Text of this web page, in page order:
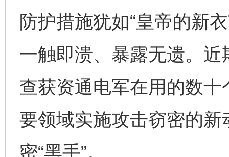
防护措施犹如“皇帝的新
一触即溃、暴露无遗。
查获资通电军在用的数
要领域实施攻击窃密的
密“黑手”。